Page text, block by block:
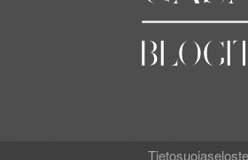
Tietosuojaseloste